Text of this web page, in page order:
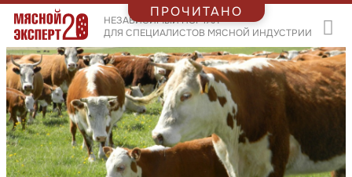
НЕЗАВИСИМЫЙ ПОРТАЛ
ДЛЯ СПЕЦИАЛИСТОВ МЯСНОЙ ИНДУСТРИИ
ПРОЧИТАНО